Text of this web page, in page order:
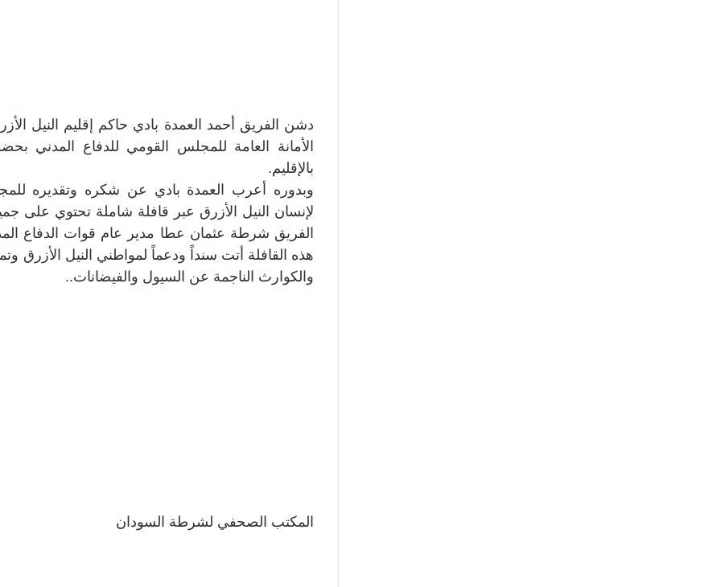
دشن الفريق أحمد العمدة بادي حاكم إقليم النيل
الأمانة العامة للمجلس القومي للدفاع المدني
بالإقليم.
وبدوره أعرب العمدة بادي عن شكره وتقديره
لإنسان النيل الأزرق عبر قافلة شاملة تحتوي على
الفريق شرطة عثمان عطا مدير عام قوات الدفاع
هذه القافلة أتت سنداً ودعماً لمواطني النيل الأزرق
والكوارث الناجمة عن السيول والفيضانات..
المكتب الصحفي لشرطة السودان